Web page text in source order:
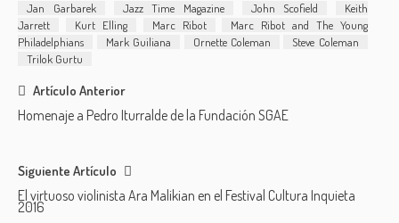
Jan Garbarek
Jazz Time Magazine John Scofield
Keith
Jarrett
Kurt Elling Marc Ribot
Marc Ribot and The Young
Philadelphians
Mark Guiliana Ornette Coleman
Steve Coleman
Trilok Gurtu
Post
navigation
Artículo Anterior
Homenaje a Pedro Iturralde de la Fundación SGAE
Siguiente Artículo
El virtuoso violinista Ara Malikian en el Festival Cultura Inquieta
2016